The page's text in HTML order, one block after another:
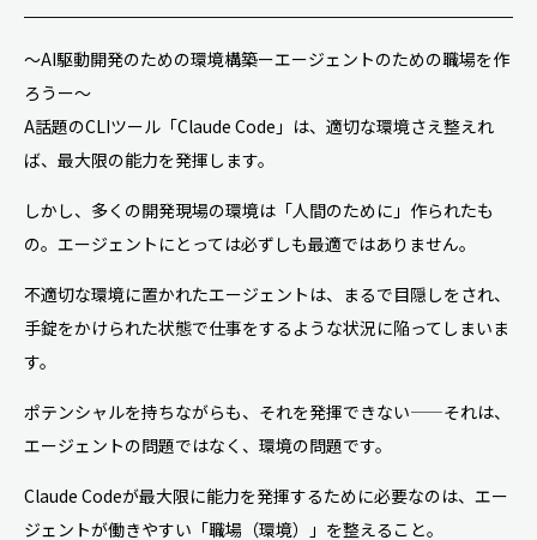
〜AI駆動開発のための環境構築ーエージェントのための職場を作
ろうー〜
A話題のCLIツール「Claude Code」は、適切な環境さえ整えれ
ば、最大限の能力を発揮します。
しかし、多くの開発現場の環境は「人間のために」作られたも
の。エージェントにとっては必ずしも最適ではありません。
不適切な環境に置かれたエージェントは、まるで目隠しをされ、
手錠をかけられた状態で仕事をするような状況に陥ってしまいま
す。
ポテンシャルを持ちながらも、それを発揮できない——それは、
エージェントの問題ではなく、環境の問題です。
Claude Codeが最大限に能力を発揮するために必要なのは、エー
ジェントが働きやすい「職場（環境）」を整えること。